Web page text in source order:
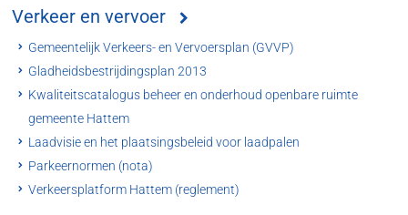
Verkeer en vervoer
Gemeentelijk Verkeers- en Vervoersplan (GVVP)
Gladheidsbestrijdingsplan 2013
Kwaliteitscatalogus beheer en onderhoud openbare ruimte
gemeente Hattem
Laadvisie en het plaatsingsbeleid voor laadpalen
Parkeernormen (nota)
Verkeersplatform Hattem (reglement)